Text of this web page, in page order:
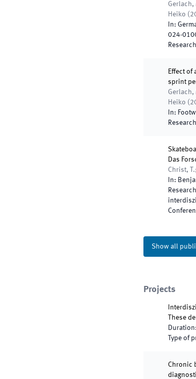
Gerlach,
Heiko (
In:
024-
Effect of
sprint
Gerlach,
Heiko (
In:
Das
Christ,
In:
Show all
Projects
These
Duration:
Type of
Chronic